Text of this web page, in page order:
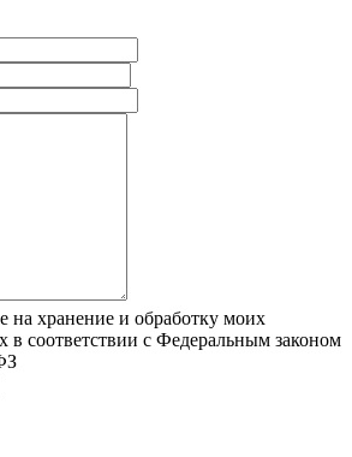
на хранение и обработку моих
в соответствии с Федеральным законом